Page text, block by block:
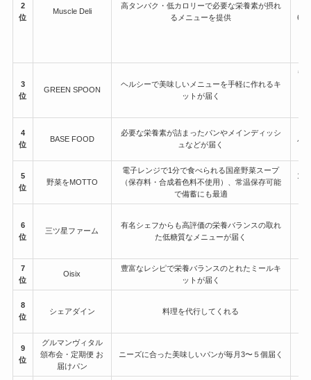
2
位
Muscle Deli
高タンパク・低カロリーで必要な栄養素が摂れ
るメニューを提供
6回
3
位
GREEN SPOON
ヘルシーで美味しいメニューを手軽に作れるキ
ットが届く
毎
4
位
BASE FOOD
必要な栄養素が詰まったパンやメインディッシ
ュなどが届く
パ
5
位
野菜をMOTTO
電子レンジで1分で食べられる国産野菜スープ
（保存料・合成着色料不使用）、常温保存可能
で備蓄にも最適
12
6
位
三ツ星ファーム
有名シェフからも高評価の栄養バランスの取れ
た低糖質なメニューが届く
7
位
Oisix
豊富なレシピで栄養バランスのとれたミールキ
ットが届く
8
位
シェアダイン 料理を代行してくれる
9
位
グルマンヴィタル
頒布会・定期便 お
届けパン
ニーズに合った美味しいパンが毎月3〜５個届く